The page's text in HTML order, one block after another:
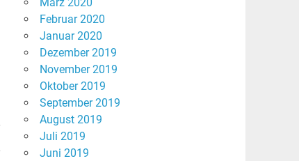
März 2020
Februar 2020
Januar 2020
Dezember 2019
November 2019
Oktober 2019
September 2019
August 2019
Juli 2019
Juni 2019